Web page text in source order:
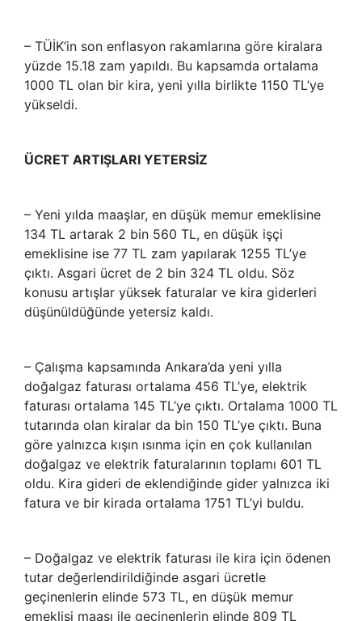
– TÜİK’in son enflasyon rakamlarına göre kiralara
yüzde 15.18 zam yapıldı. Bu kapsamda ortalama
1000 TL olan bir kira, yeni yılla birlikte 1150 TL’ye
yükseldi.
ÜCRET ARTIŞLARI YETERSİZ
– Yeni yılda maaşlar, en düşük memur emeklisine
134 TL artarak 2 bin 560 TL, en düşük işçi
emeklisine ise 77 TL zam yapılarak 1255 TL’ye
çıktı. Asgari ücret de 2 bin 324 TL oldu. Söz
konusu artışlar yüksek faturalar ve kira giderleri
düşünüldüğünde yetersiz kaldı.
– Çalışma kapsamında Ankara’da yeni yılla
doğalgaz faturası ortalama 456 TL’ye, elektrik
faturası ortalama 145 TL’ye çıktı. Ortalama 1000 TL
tutarında olan kiralar da bin 150 TL’ye çıktı. Buna
göre yalnızca kışın ısınma için en çok kullanılan
doğalgaz ve elektrik faturalarının toplamı 601 TL
oldu. Kira gideri de eklendiğinde gider yalnızca iki
fatura ve bir kirada ortalama 1751 TL’yi buldu.
– Doğalgaz ve elektrik faturası ile kira için ödenen
tutar değerlendirildiğinde asgari ücretle
geçinenlerin elinde 573 TL, en düşük memur
emeklisi maaşı ile geçinenlerin elinde 809 TL